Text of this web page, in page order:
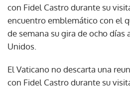
con Fidel Castro durante su
encuentro emblemático con el
de semana su gira de ocho días
Unidos.
El Vaticano no descarta una
con Fidel Castro durante su